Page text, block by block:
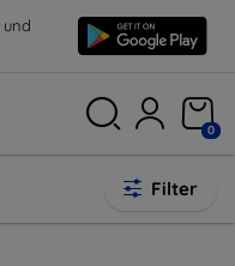
und
0
Filter